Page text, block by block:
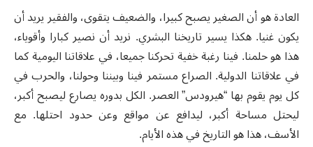
العادة هو أن الصغير يصبح كبيرا، والضعيف يتقوى، والفقير يريد أن
يكون غنيا. هكذا يسير تاريخنا البشري. نريد أن نصير كبارا وأقوياء،
هذا هو حلمنا. فينا رغبة خفية تحركنا جميعا، في علاقاتنا اليومية كما
في علاقاتنا الدولية. الصراع مستمر فينا وبيننا وحولنا، والحرب في
كل يوم يقوم بها “هيرودس” العصر. الكل بدوره يصارع ليصبح أكبر،
ليحتل مساحة أكبر، ليدافع عن مواقع وعن حدود احتلها. مع
الأسف، هذا هو التاريخ في هذه الأيام.